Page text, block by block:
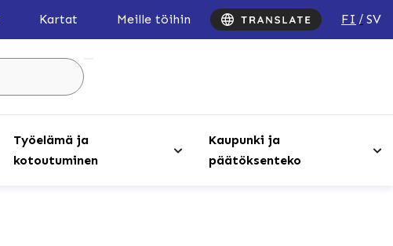
Kartat Meille töihin FI SV
Työelämä ja
kotoutuminen
Kaupunki ja
päätöksenteko